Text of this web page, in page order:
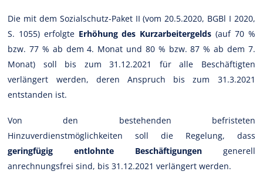
Die mit dem Sozialschutz-Paket II (vom 20.5.2020, BGBl I 2020,
S. 1055) erfolgte Erhöhung des Kurzarbeitergelds (auf 70 %
bzw. 77 % ab dem 4. Monat und 80 % bzw. 87 % ab dem 7.
Monat) soll bis zum 31.12.2021 für alle Beschäftigten
verlängert werden, deren Anspruch bis zum 31.3.2021
entstanden ist.
Von den bestehenden befristeten
Hinzuverdienstmöglichkeiten soll die Regelung, dass
geringfügig entlohnte Beschäftigungengenerell
anrechnungsfrei sind, bis 31.12.2021 verlängert werden.